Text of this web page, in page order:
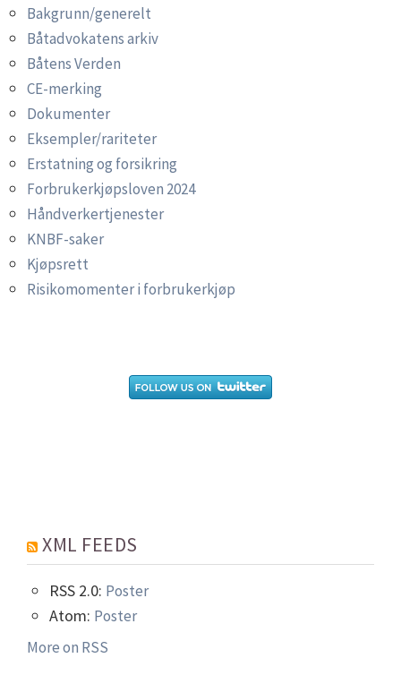
Bakgrunn/generelt
Båtadvokatens arkiv
Båtens Verden
CE-merking
Dokumenter
Eksempler/rariteter
Erstatning og forsikring
Forbrukerkjøpsloven 2024
Håndverkertjenester
KNBF-saker
Kjøpsrett
Risikomomenter i forbrukerkjøp
XML FEEDS
RSS 2.0: Poster
Atom: Poster
More on RSS